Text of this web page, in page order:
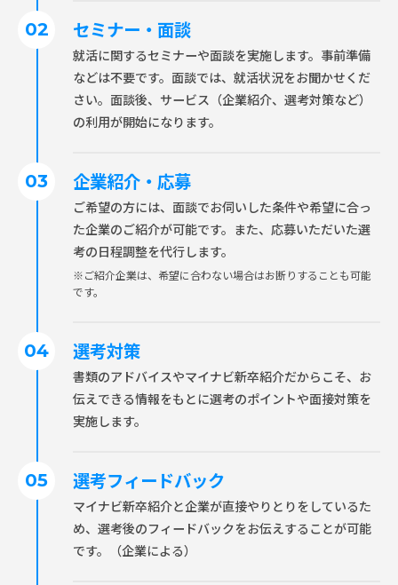
セミナー・面談
就活に関するセミナーや面談を実施します。事前準備
などは不要です。面談では、就活状況をお聞かせくだ
さい。面談後、サービス（企業紹介、選考対策など）
の利用が開始になります。
企業紹介・応募
ご希望の方には、面談でお伺いした条件や希望に合っ
た企業のご紹介が可能です。また、応募いただいた選
考の日程調整を代行します。
※ご紹介企業は、希望に合わない場合はお断りすることも可能
です。
選考対策
書類のアドバイスやマイナビ新卒紹介だからこそ、お
伝えできる情報をもとに選考のポイントや面接対策を
実施します。
選考フィードバック
マイナビ新卒紹介と企業が直接やりとりをしているた
め、選考後のフィードバックをお伝えすることが可能
です。（企業による）